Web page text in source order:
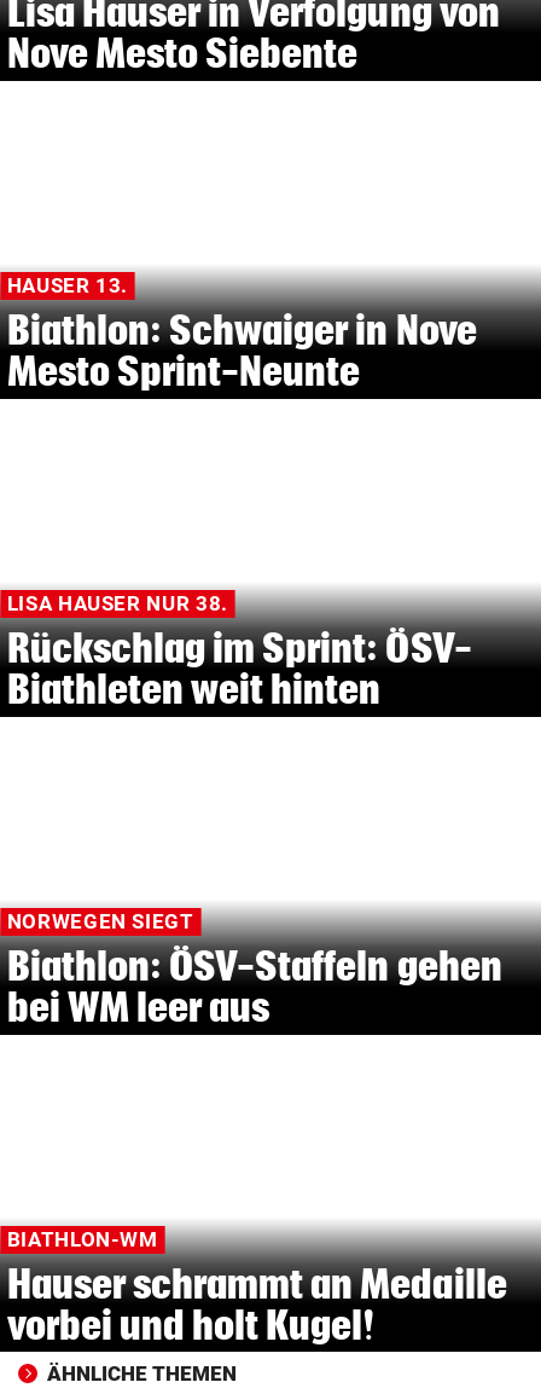
Lisa Hauser in Verfolgung von
Nove Mesto Siebente
HAUSER 13.
Biathlon: Schwaiger in Nove
Mesto Sprint-Neunte
LISA HAUSER NUR 38.
Rückschlag im Sprint: ÖSV-
Biathleten weit hinten
NORWEGEN SIEGT
Biathlon: ÖSV-Staffeln gehen
bei WM leer aus
BIATHLON-WM
Hauser schrammt an Medaille
vorbei und holt Kugel!
ÄHNLICHE THEMEN